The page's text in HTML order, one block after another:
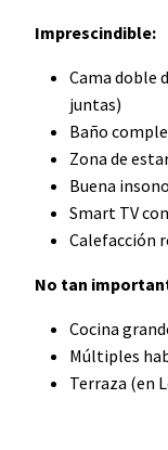
Imprescindible:
Cama doble
juntas)
Baño
Zona de
Buena
Smart TV
Calefacción
No tan
Cocina
Múltiples
Terraza (en